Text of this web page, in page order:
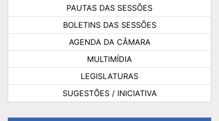
PAUTAS DAS SESSÕES
BOLETINS DAS SESSÕES
AGENDA DA CÂMARA
MULTIMÍDIA
LEGISLATURAS
SUGESTÕES / INICIATIVA